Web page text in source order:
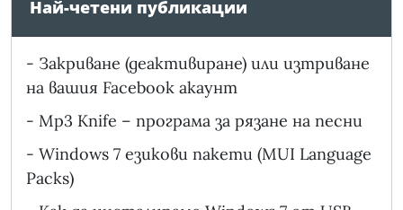
Най-четени публикации
- Закриване (деактивиране) или изтриване
на вашия Facebook акаунт
- Mp3 Knife – програма за рязане на песни
- Windows 7 езикови пакети (MUI Language
Packs)